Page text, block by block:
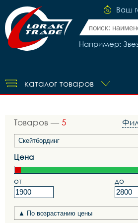
Ваш
Например:
каталог товаров
Товаров — 5
Цена
от до